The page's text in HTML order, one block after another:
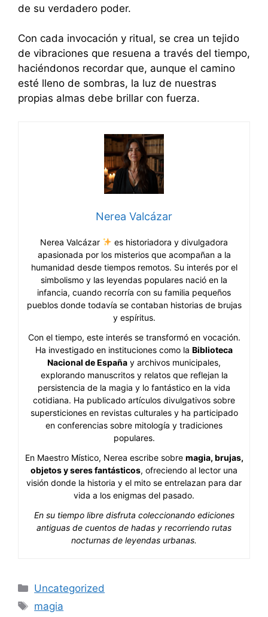
de su verdadero poder.
Con cada invocación y ritual, se crea un tejido
de vibraciones que resuena a través del tiempo,
haciéndonos recordar que, aunque el camino
esté lleno de sombras, la luz de nuestras
propias almas debe brillar con fuerza.
Nerea Valcázar
Nerea Valcázar
es historiadora y divulgadora
apasionada por los misterios que acompañan a la
humanidad desde tiempos remotos. Su interés por el
simbolismo y las leyendas populares nació en la
infancia, cuando recorría con su familia pequeños
pueblos donde todavía se contaban historias de brujas
y espíritus.
Con el tiempo, este interés se transformó en vocación.
Ha investigado en instituciones como la Biblioteca
Nacional de España y archivos municipales,
explorando manuscritos y relatos que reflejan la
persistencia de la magia y lo fantástico en la vida
cotidiana. Ha publicado artículos divulgativos sobre
supersticiones en revistas culturales y ha participado
en conferencias sobre mitología y tradiciones
populares.
En Maestro Místico, Nerea escribe sobre magia, brujas,
objetos y seres fantásticos, ofreciendo al lector una
visión donde la historia y el mito se entrelazan para dar
vida a los enigmas del pasado.
En su tiempo libre disfruta coleccionando ediciones
antiguas de cuentos de hadas y recorriendo rutas
nocturnas de leyendas urbanas.
Categorías
Uncategorized
Etiquetas
magia